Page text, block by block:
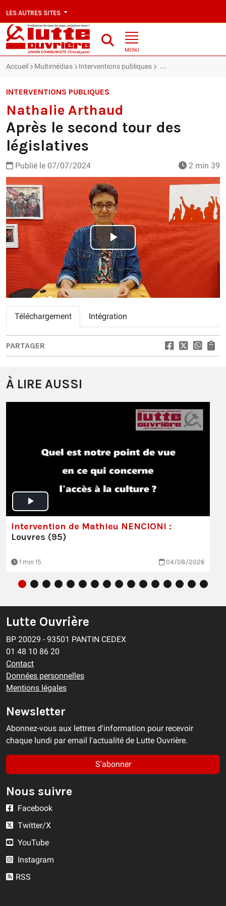
LES AUTRES SITES
MENU
Accueil Multimédias Interventions publiques Nathalie Arthaud :
INTERVENTIONS PUBLIQUES
Nathalie Arthaud
Après le second tour des
législatives
Publié le 07/07/2024 2 min 39
Play
Video
Téléchargement Intégration
PARTAGER
À LIRE AUSSI
Intervention de Mathieu NENCIONI :
Louvres (95)
1 min 15 04/08/2026
Lutte Ouvrière
BP 20029 - 93501 PANTIN CEDEX
01 48 10 86 20
Contact
Données personnelles
Mentions légales
Newsletter
Abonnez-vous aux lettres d'information pour recevoir
chaque lundi par email l'actualité de Lutte Ouvrière.
S'abonner
Nous suivre
Facebook
Twitter/X
YouTube
Instagram
RSS